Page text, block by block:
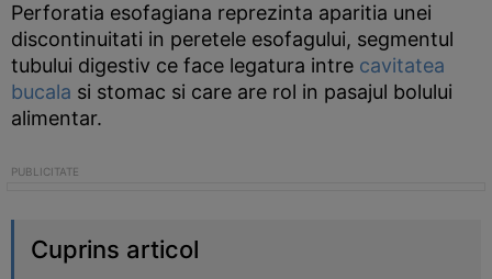
Perforatia esofagiana reprezinta aparitia unei
discontinuitati in peretele esofagului, segmentul
tubului digestiv ce face legatura intre cavitatea
bucala si stomac si care are rol in pasajul bolului
alimentar.
Cuprins articol